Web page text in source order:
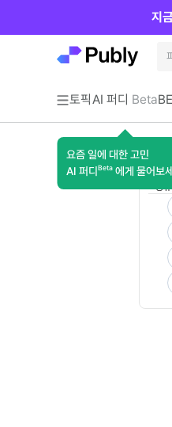
토픽AI 퍼디 Beta
요즘 일에 대한 고민
AI 퍼디 Beta 에게 물어보
지
혼자
공